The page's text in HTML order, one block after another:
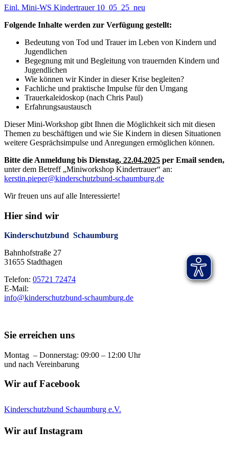
Einl. Mini-WS Kindertrauer 10_05_25_neu
Folgende Inhalte werden zur Verfügung gestellt:
Bedeutung von Tod und Trauer im Leben von Kindern und
Jugendlichen
Begegnung mit und Begleitung von trauernden Kindern und
Jugendlichen
Wie können wir Kinder in dieser Krise begleiten?
Fachliche und praktische Impulse für den Umgang
Trauerkaleidoskop (nach Chris Paul)
Erfahrungsaustausch
Dieser Mini-Workshop gibt Ihnen die Möglichkeit sich mit diesen
Themen zu beschäftigen und wie Sie Kindern in diesen Situationen
weitere Gesprächsimpulse und Anregungen ermöglichen können.
Bitte die Anmeldung bis Dienstag, 22.04.2025 per Email senden,
unter dem Betreff „Miniworkshop Kindertrauer“ an:
kerstin.pieper@kinderschutzbund-schaumburg.de
Wir freuen uns auf alle Interessierte!
Hier sind wir
Kinderschutzbund Schaumburg
Bahnhofstraße 27
31655 Stadthagen
Telefon: 05721 72474
E-Mail:
info@kinderschutzbund-schaumburg.de
Sie erreichen uns
Montag – Donnerstag: 09:00 – 12:00 Uhr
und nach Vereinbarung
Wir auf Facebook
Kinderschutzbund Schaumburg e.V.
Wir auf Instagram